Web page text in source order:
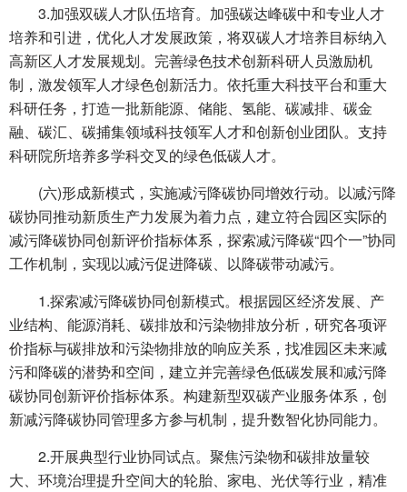
3.加强双碳人才队伍培育。加强碳达峰碳中和专业人才
培养和引进，优化人才发展政策，将双碳人才培养目标纳入
高新区人才发展规划。完善绿色技术创新科研人员激励机
制，激发领军人才绿色创新活力。依托重大科技平台和重大
科研任务，打造一批新能源、储能、氢能、碳减排、碳金
融、碳汇、碳捕集领域科技领军人才和创新创业团队。支持
科研院所培养多学科交叉的绿色低碳人才。
(六)形成新模式，实施减污降碳协同增效行动。以减污降
碳协同推动新质生产力发展为着力点，建立符合园区实际的
减污降碳协同创新评价指标体系，探索减污降碳“四个一”协同
工作机制，实现以减污促进降碳、以降碳带动减污。
1.探索减污降碳协同创新模式。根据园区经济发展、产
业结构、能源消耗、碳排放和污染物排放分析，研究各项评
价指标与碳排放和污染物排放的响应关系，找准园区未来减
污和降碳的潜势和空间，建立并完善绿色低碳发展和减污降
碳协同创新评价指标体系。构建新型双碳产业服务体系，创
新减污降碳协同管理多方参与机制，提升数智化协同能力。
2.开展典型行业协同试点。聚焦污染物和碳排放量较
大、环境治理提升空间大的轮胎、家电、光伏等行业，精准